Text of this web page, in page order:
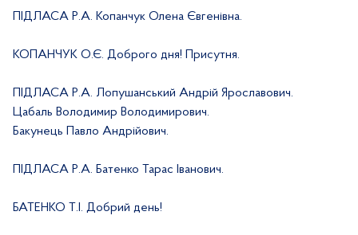
ПІДЛАСА Р.А. Копанчук Олена Євгенівна.
КОПАНЧУК О.Є. Доброго дня! Присутня.
ПІДЛАСА Р.А. Лопушанський Андрій Ярославович.
Цабаль Володимир Володимирович.
Бакунець Павло Андрійович.
ПІДЛАСА Р.А. Батенко Тарас Іванович.
БАТЕНКО Т.І. Добрий день!